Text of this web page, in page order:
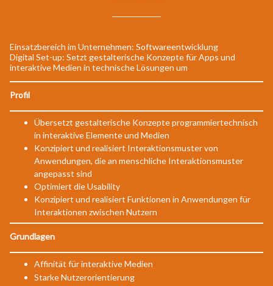
Einsatzbereich im Unternehmen: Softwareentwicklung
Digital Set-up: Setzt gestalterische Konzepte für Apps und
interaktive Medien in technische Lösungen um
Profil
Übersetzt gestalterische Konzepte programmiertechnisch
in interaktive Elemente und Medien
Konzipiert und realisiert Interaktionsmuster von
Anwendungen, die an menschliche Interaktionsmuster
angepasst sind
Optimiert die Usability
Konzipiert und realisiert Funktionen in Anwendungen für
Interaktionen zwischen Nutzern
Grundlagen
Affinität für interaktive Medien
Starke Nutzerorientierung